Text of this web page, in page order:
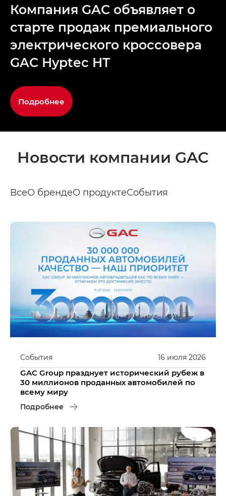
Компания GAC объявляет о
старте продаж премиального
электрического кроссовера
GAC Hyptec HT
Подробнее
Новости компании GAC
ВсеО брендеО продуктеСобытия
16 июля 2026
События
GAC Group празднует исторический рубеж в
30 миллионов проданных автомобилей по
всему миру
Подробнее